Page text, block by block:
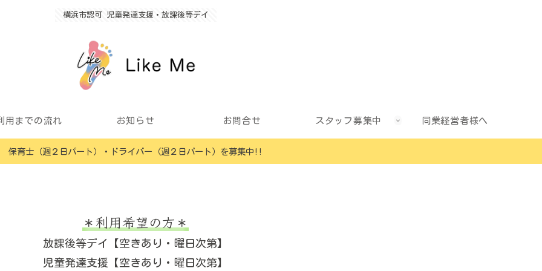
横浜市認可 児童発達支援・放課後等デイ
用までの流れ お知らせ お問合せ スタッフ募集中 同業経営者様へ
保育士（週２日パート）・ドライバー（週２日パート）を募集中!!
＊利用希望の方＊
放課後等デイ【空きあり・曜日次第】
児童発達支援【空きあり・曜日次第】